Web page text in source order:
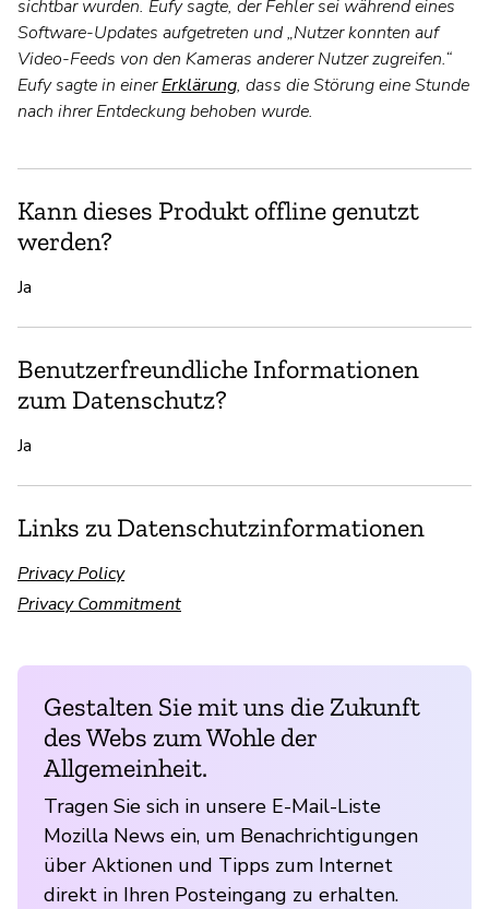
sichtbar wurden. Eufy sagte, der Fehler sei während eines
Software-Updates aufgetreten und „Nutzer konnten auf
Video-Feeds von den Kameras anderer Nutzer zugreifen.“
Eufy sagte in einerErklärung, dass die Störung eine Stunde
nach ihrer Entdeckung behoben wurde.
Kann dieses Produkt offline genutzt
werden?
Ja
Benutzerfreundliche Informationen
zum Datenschutz?
Ja
Links zu Datenschutzinformationen
Privacy Policy
Privacy Commitment
Gestalten Sie mit uns die Zukunft
des Webs zum Wohle der
Allgemeinheit.
Tragen Sie sich in unsere E-Mail-Liste
Mozilla News ein, um Benachrichtigungen
über Aktionen und Tipps zum Internet
direkt in Ihren Posteingang zu erhalten.